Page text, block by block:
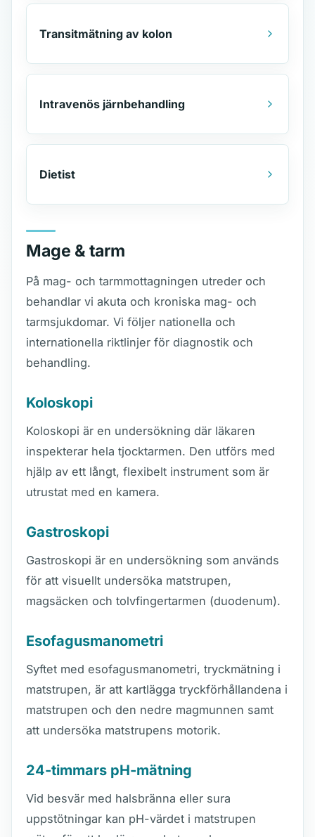
Transitmätning av kolon
Intravenös järnbehandling
Dietist
Mage & tarm
På mag- och tarmmottagningen utreder och
behandlar vi akuta och kroniska mag- och
tarmsjukdomar. Vi följer nationella och
internationella riktlinjer för diagnostik och
behandling.
Koloskopi
Koloskopi är en undersökning där läkaren
inspekterar hela tjocktarmen. Den utförs med
hjälp av ett långt, flexibelt instrument som är
utrustat med en kamera.
Gastroskopi
Gastroskopi är en undersökning som används
för att visuellt undersöka matstrupen,
magsäcken och tolvfingertarmen (duodenum).
Esofagusmanometri
Syftet med esofagusmanometri, tryckmätning i
matstrupen, är att kartlägga tryckförhållandena i
matstrupen och den nedre magmunnen samt
att undersöka matstrupens motorik.
24-timmars pH-mätning
Vid besvär med halsbränna eller sura
uppstötningar kan pH-värdet i matstrupen